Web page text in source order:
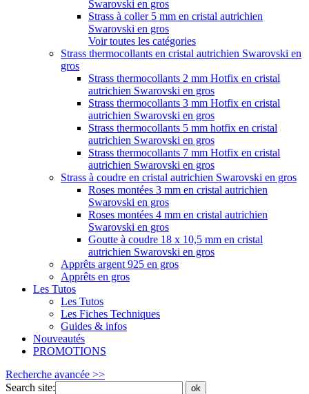
Swarovski en gros
Strass à coller 5 mm en cristal autrichien
Swarovski en gros
Voir toutes les catégories
Strass thermocollants en cristal autrichien Swarovski en
gros
Strass thermocollants 2 mm Hotfix en cristal
autrichien Swarovski en gros
Strass thermocollants 3 mm Hotfix en cristal
autrichien Swarovski en gros
Strass thermocollants 5 mm hotfix en cristal
autrichien Swarovski en gros
Strass thermocollants 7 mm Hotfix en cristal
autrichien Swarovski en gros
Strass à coudre en cristal autrichien Swarovski en gros
Roses montées 3 mm en cristal autrichien
Swarovski en gros
Roses montées 4 mm en cristal autrichien
Swarovski en gros
Goutte à coudre 18 x 10,5 mm en cristal
autrichien Swarovski en gros
Apprêts argent 925 en gros
Apprêts en gros
Les Tutos
Les Tutos
Les Fiches Techniques
Guides & infos
Nouveautés
PROMOTIONS
Recherche avancée >>
Search site:
ok